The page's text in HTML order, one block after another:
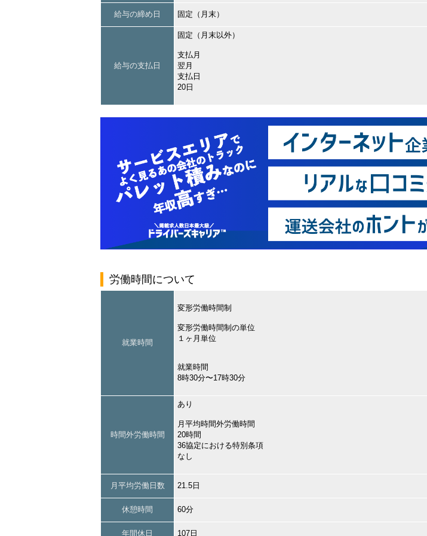
給与の締め日 固定（月末）
給与の支払日
固定（月末以外）
支払月
翌月
支払日
20日
労働時間について
就業時間
変形労働時間制
変形労働時間制の単位
１ヶ月単位
就業時間
8時30分〜17時30分
時間外労働時間
あり
月平均時間外労働時間
20時間
36協定における特別条項
なし
月平均労働日数 21.5日
休憩時間 60分
年間休日 107日